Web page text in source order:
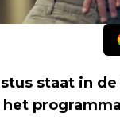
staat in
het